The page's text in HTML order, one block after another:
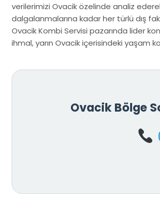
verilerimizi Ovacik özelinde analiz
dalgalanmalarına kadar her türlü dış
Ovacik Kombi Servisi pazarında lider
ihmal, yarın Ovacik içerisindeki yaşam
Ovacik Bölge